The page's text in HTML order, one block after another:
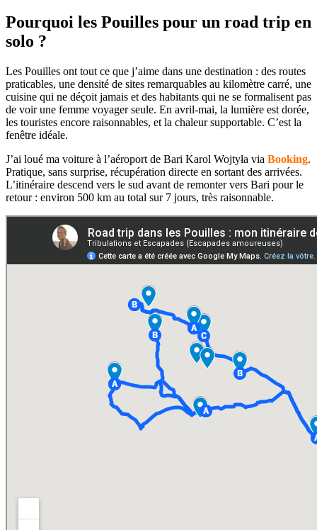
Pourquoi les Pouilles pour un road trip en
solo ?
Les Pouilles ont tout ce que j’aime dans une destination : des routes
praticables, une densité de sites remarquables au kilomètre carré, une
cuisine qui ne déçoit jamais et des habitants qui ne se formalisent pas
de voir une femme voyager seule. En avril-mai, la lumière est dorée,
les touristes encore raisonnables, et la chaleur supportable. C’est la
fenêtre idéale.
J’ai loué ma voiture à l’aéroport de Bari Karol Wojtyła via Booking.
Pratique, sans surprise, récupération directe en sortant des arrivées.
L’itinéraire descend vers le sud avant de remonter vers Bari pour le
retour : environ 500 km au total sur 7 jours, très raisonnable.